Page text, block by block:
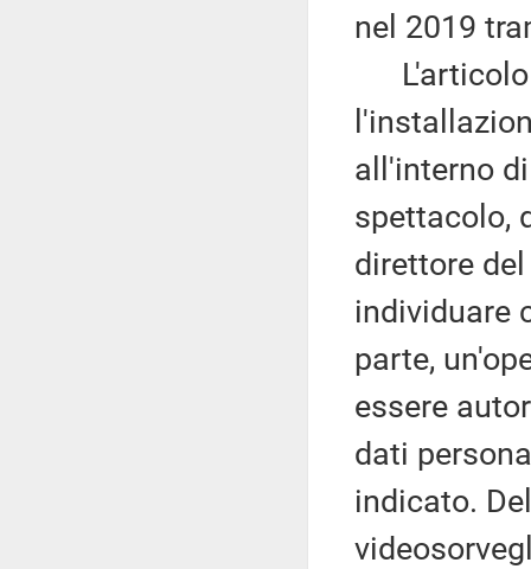
nel 2019
L'articolo
all'interno
spettacolo,
direttore
individuare
parte,
essere
dati
indicato.